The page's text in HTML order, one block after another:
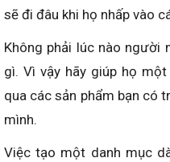
sẽ đi đâu khi họ nhấp vào
Không phải lúc nào người
gì. Vì vậy hãy giúp họ
qua các sản phẩm bạn có
mình.
Việc tạo một danh mục